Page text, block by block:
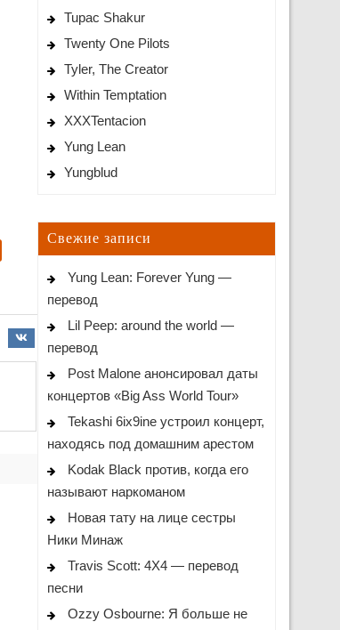
Tupac Shakur
Twenty One Pilots
Tyler, The Creator
Within Temptation
XXXTentacion
Yung Lean
Yungblud
Свежие записи
Yung Lean: Forever Yung —
перевод
Lil Peep: around the world —
перевод
Post Malone анонсировал даты
концертов «Big Ass World Tour»
Tekashi 6ix9ine устроил концерт,
находясь под домашним арестом
Kodak Black против, когда его
называют наркоманом
Новая тату на лице сестры
Ники Минаж
Travis Scott: 4X4 — перевод
песни
Ozzy Osbourne: Я больше не